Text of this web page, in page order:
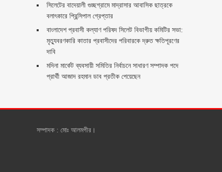
সিলেটের বাদেয়ালী গুচ্ছগ্রামে মাদ্রাসার আবাসিক ছাত্রকে
বলাৎকারে প্রিন্সিপাল গ্রেপ্তার ‎
বাংলাদেশ প্রবাসী কল্যাণ পরিষদ সিলেট বিভাগীয় কমিটির সভা:
মৃত্যুবরণকারি কাতার প্রবাসীদের পরিবারকে দ্রুত ক্ষতিপূরণের
দাবি
মদিনা মার্কেট ব্যবসায়ী সমিতির নির্বাচনে সাধারণ সম্পাদক পদে
প্রার্থী আজাদ রহমান ডাব প্রতীক পেয়েছেন ‎
সম্পাদক : মোঃ আলমগীর।